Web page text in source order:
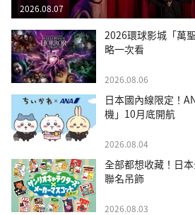
2026.08.07
2026環球影城「萬
略一次看
2026.08.06
日本國內線限定！
機」10月底開航
2026.08.04
全部都想收藏！日
聯名吊飾
2026.08.03